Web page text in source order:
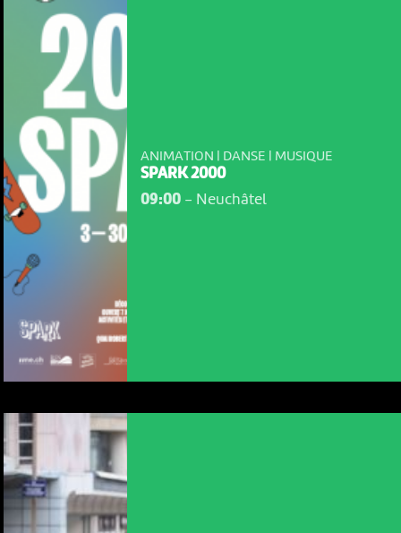
ANIMATION | DANSE | MUSIQUE
SPARK 2000
09:00- Neuchâtel